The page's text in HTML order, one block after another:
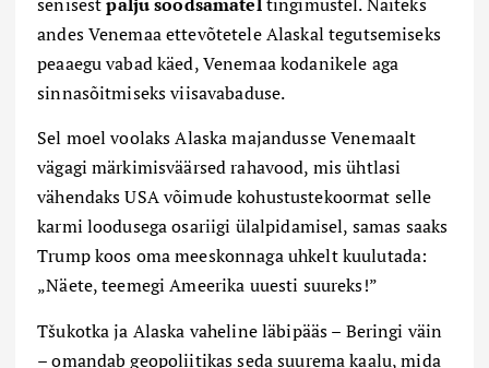
andes Venemaa ettevõtetele Alaskal tegutsemiseks
peaaegu vabad käed, Venemaa kodanikele aga
sinnasõitmiseks viisavabaduse.
Sel moel voolaks Alaska majandusse Venemaalt
vägagi märkimisväärsed rahavood, mis ühtlasi
vähendaks USA võimude kohustustekoormat selle
karmi loodusega osariigi ülalpidamisel, samas saaks
Trump koos oma meeskonnaga uhkelt kuulutada:
„Näete, teemegi Ameerika uuesti suureks!”
Tšukotka ja Alaska vaheline läbipääs – Beringi väin
– omandab geopoliitikas seda suurema kaalu, mida